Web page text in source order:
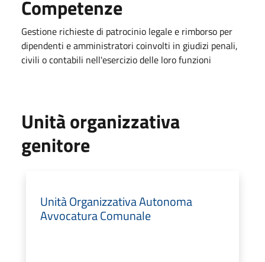
Competenze
Gestione richieste di patrocinio legale e rimborso per
dipendenti e amministratori coinvolti in giudizi penali,
civili o contabili nell'esercizio delle loro funzioni
Unità organizzativa
genitore
Unità Organizzativa Autonoma
Avvocatura Comunale